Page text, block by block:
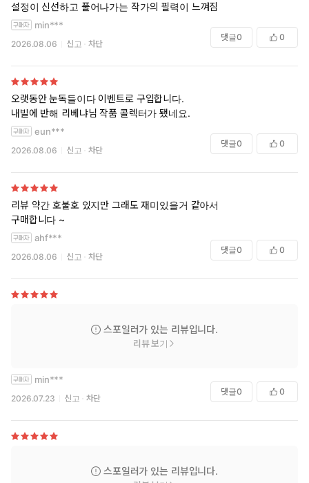
설정이 신선하고 풀어나가는 작가의 필력이 느껴짐
min***
2026.08.06 신고 차단
댓글0 0
오랫동안 눈독들이다 이벤트로 구입합니다.
내빌에 반해 리베냐님 작품 콜렉터가 됐네요.
eun***
2026.08.06 신고 차단
댓글0 0
리뷰 약간 호불호 있지만 그래도 재미있을거 같아서
구매합니다 ~
ahf***
2026.08.06 신고 차단
댓글0 0
스포일러가 있는 리뷰입니다.
리뷰 보기
min***
2026.07.23 신고 차단
댓글0 0
스포일러가 있는 리뷰입니다.